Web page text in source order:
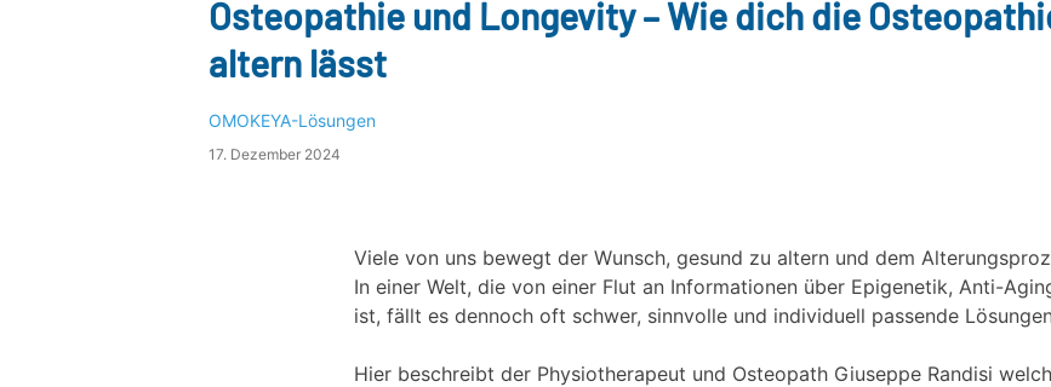
Osteopathie und Longevity – Wie dich die
altern lässt
OMOKEYA-Lösungen
17. Dezember 2024
Viele von uns bewegt der Wunsch, gesund zu altern und dem
In einer Welt, die von einer Flut an Informationen über Epigenetik, Anti-
ist, fällt es dennoch oft schwer, sinnvolle und individuell passende
Hier beschreibt der Physiotherapeut und Osteopath Giuseppe Randisi